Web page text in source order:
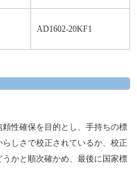
AD1602-20KF1
性確保を目的とし、手持ちの標
しさで校正されているか、校正
かと順次確かめ、最後に国家標